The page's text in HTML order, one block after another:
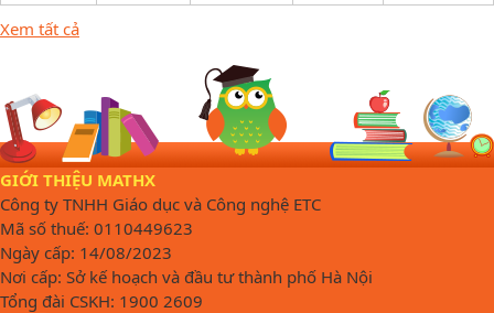
Xem tất cả
GIỚI THIỆU MATHX
Công ty TNHH Giáo dục và Công nghệ ETC
Mã số thuế: 0110449623
Ngày cấp: 14/08/2023
Nơi cấp: Sở kế hoạch và đầu tư thành phố Hà Nội
Tổng đài CSKH: 1900 2609